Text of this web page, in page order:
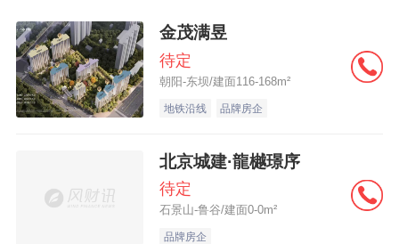
金茂满昱
待定
朝阳-东坝/建面116-168m²
地铁沿线 品牌房企
北京城建·龍樾璟序
待定
石景山-鲁谷/建面0-0m²
品牌房企